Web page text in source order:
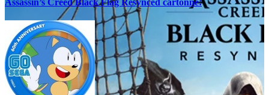
Assassin’s Creed Black Flag Resynced cartonne!